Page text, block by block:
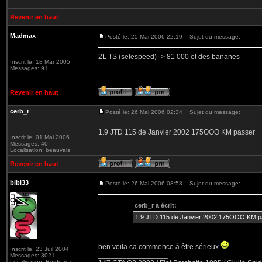
Revenir en haut
Madmax
Inscrit le: 18 Mar 2005
Messages: 91
Posté le: 25 Mai 2006 22:19 Sujet du message:
2L TS (selespeed) -> 81 000 et des bananes
Revenir en haut
cerb_r
Inscrit le: 01 Mai 2006
Messages: 40
Localisation: beauvais
Posté le: 26 Mai 2006 02:34 Sujet du message:
1.9 JTD 115 de Janvier 2002 175OOO KM passer
Revenir en haut
bibi33
Inscrit le: 23 Juil 2004
Messages: 3021
Posté le: 26 Mai 2006 08:58 Sujet du message:
cerb_r a écrit:
1.9 JTD 115 de Janvier 2002 175OOO KM
ben voila ca commence à être sérieux